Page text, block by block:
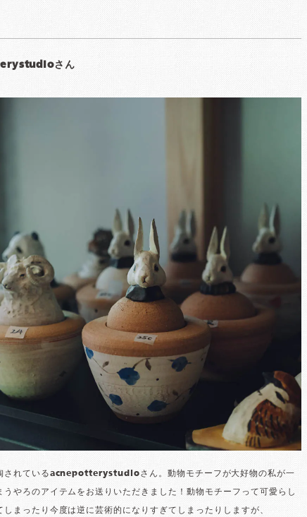
さん
されているacnepotterystudioさん。動物モチーフが大好物の私が一
うやろのアイテムをお送りいただきました！動物モチーフって可愛らし
しまったり今度は逆に芸術的になりすぎてしまったりしますが、